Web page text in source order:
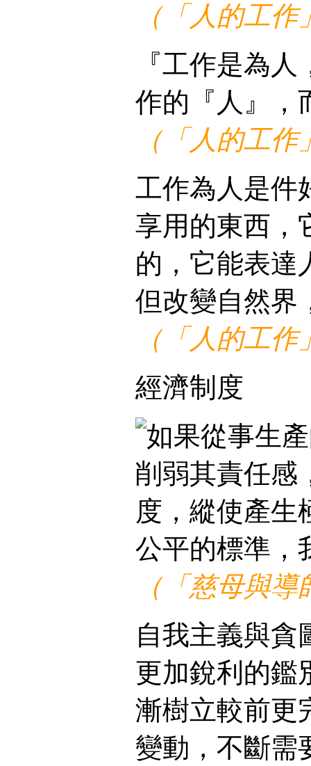
（「人的工
『工作是為
作的『人』，
（「人的工
工作為人是件
享用的東西，
的，它能表達
但改變自然界
（「人的工
經濟制度
如果從事生
削弱其責任感
度，縱使產生
公平的標準，
（「慈母與
自我主義與貪
更加銳利的鑑
漸樹立較前更
變動，不斷需